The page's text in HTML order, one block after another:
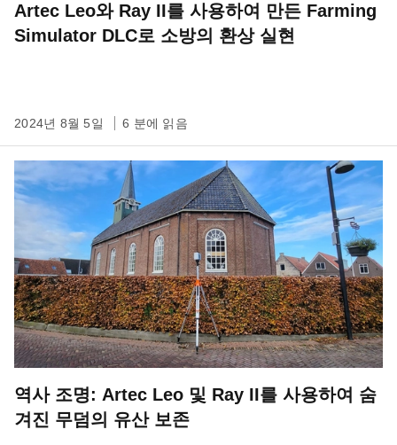
Artec Leo와 Ray II를 사용하여 만든 Farming
Simulator DLC로 소방의 환상 실현
2024년 8월 5일 6 분에 읽음
역사 조명: Artec Leo 및 Ray II를 사용하여 숨
겨진 무덤의 유산 보존